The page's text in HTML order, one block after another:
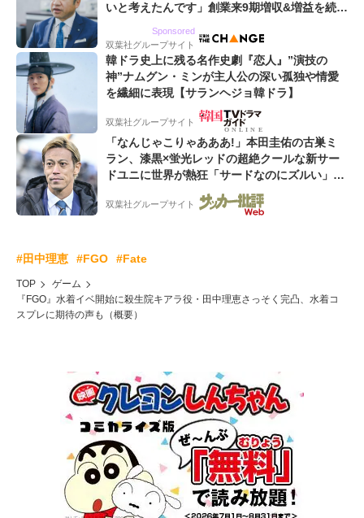
いと考えたんです」創業来9期増収&増益を続け
Sponsored
双葉社グループサイト
韓ドラ史上に残る名作史劇『恋人』”演技の
神”ナムグン・ミンが主人公の深い孤独や情愛
を繊細に表現【サランヘジョ韓ドラ】
双葉社グループサイト
「なんじゃこりゃあああ!」本田圭佑の古巣ミ
ラン、漆黒×蛍光レッドの超絶クールな新サー
ドユニに世界が熱狂「サードなのにズルい」
「こりゃかっけえわ」
双葉社グループサイト
#田中理恵 #FGO #Fate
TOP
ゲーム
『FGO』水着イベ開始に殺生院キアラ役・田中理恵さっそく完凸、水着コ
スプレに期待の声も（概要）